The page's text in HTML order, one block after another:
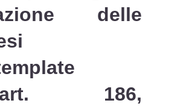
delle
186,